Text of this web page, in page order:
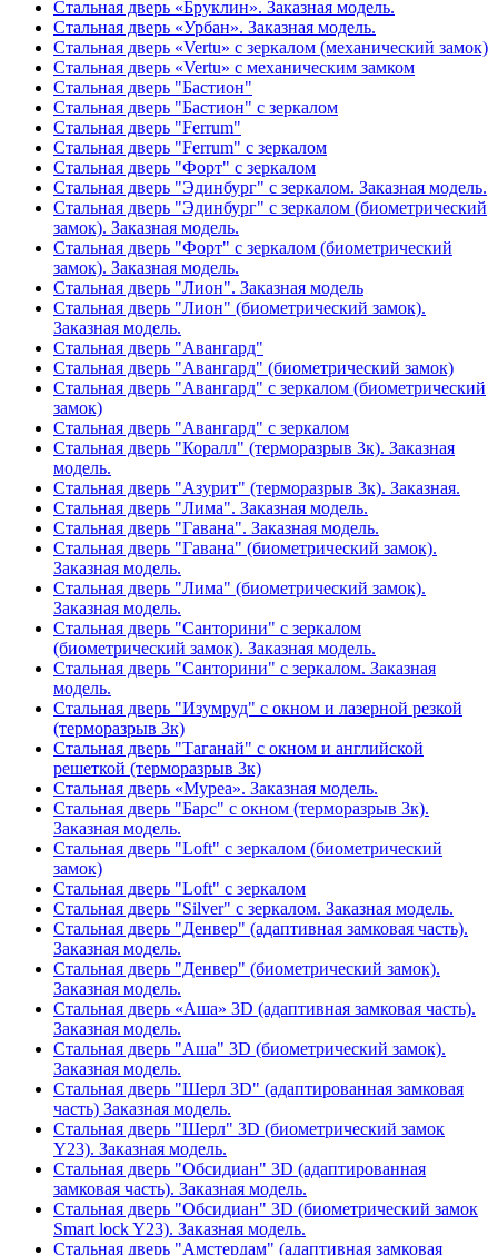
Стальная дверь «Бруклин». Заказная модель.
Стальная дверь «Урбан». Заказная модель.
Стальная дверь «Vertu» с зеркалом (механический замок)
Стальная дверь «Vertu» с механическим замком
Стальная дверь "Бастион"
Стальная дверь "Бастион" с зеркалом
Стальная дверь "Ferrum"
Стальная дверь "Ferrum" с зеркалом
Стальная дверь "Форт" с зеркалом
Стальная дверь "Эдинбург" с зеркалом. Заказная модель.
Стальная дверь "Эдинбург" с зеркалом (биометрический
замок). Заказная модель.
Стальная дверь "Форт" с зеркалом (биометрический
замок). Заказная модель.
Стальная дверь "Лион". Заказная модель
Стальная дверь "Лион" (биометрический замок).
Заказная модель.
Стальная дверь "Авангард"
Стальная дверь "Авангард" (биометрический замок)
Стальная дверь "Авангард" с зеркалом (биометрический
замок)
Стальная дверь "Авангард" с зеркалом
Стальная дверь "Коралл" (терморазрыв 3к). Заказная
модель.
Стальная дверь "Азурит" (терморазрыв 3к). Заказная.
Стальная дверь "Лима". Заказная модель.
Стальная дверь "Гавана". Заказная модель.
Стальная дверь "Гавана" (биометрический замок).
Заказная модель.
Стальная дверь "Лима" (биометрический замок).
Заказная модель.
Стальная дверь "Санторини" с зеркалом
(биометрический замок). Заказная модель.
Стальная дверь "Санторини" с зеркалом. Заказная
модель.
Стальная дверь "Изумруд" с окном и лазерной резкой
(терморазрыв 3к)
Стальная дверь "Таганай" с окном и английской
решеткой (терморазрыв 3к)
Стальная дверь «Муреа». Заказная модель.
Стальная дверь "Барс" с окном (терморазрыв 3к).
Заказная модель.
Стальная дверь "Loft" с зеркалом (биометрический
замок)
Стальная дверь "Loft" с зеркалом
Стальная дверь "Silver" с зеркалом. Заказная модель.
Стальная дверь "Денвер" (адаптивная замковая часть).
Заказная модель.
Стальная дверь "Денвер" (биометрический замок).
Заказная модель.
Стальная дверь «Аша» 3D (адаптивная замковая часть).
Заказная модель.
Стальная дверь "Аша" 3D (биометрический замок).
Заказная модель.
Стальная дверь "Шерл 3D" (адаптированная замковая
часть) Заказная модель.
Стальная дверь "Шерл" 3D (биометрический замок
Y23). Заказная модель.
Стальная дверь "Обсидиан" 3D (адаптированная
замковая часть). Заказная модель.
Стальная дверь "Обсидиан" 3D (биометрический замок
Smart lock Y23). Заказная модель.
Стальная дверь "Амстердам" (адаптивная замковая